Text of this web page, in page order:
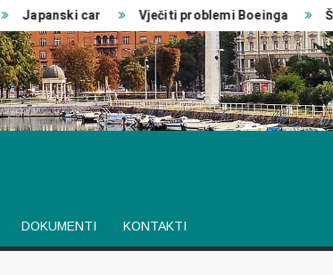
Japanski car Vječiti problemi Boeinga
DOKUMENTI KONTAKTI